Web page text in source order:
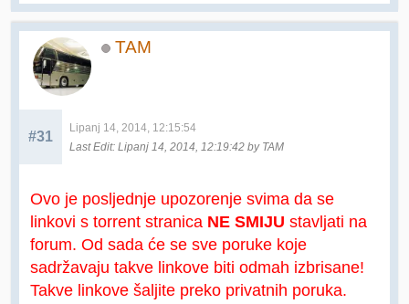
TAM
#31
Lipanj 14, 2014, 12:15:54
Last Edit: Lipanj 14, 2014, 12:19:42 by TAM
Ovo je posljednje upozorenje svima da se
linkovi s torrent stranica NE SMIJU stavljati na
forum. Od sada će se sve poruke koje
sadržavaju takve linkove biti odmah izbrisane!
Takve linkove šaljite preko privatnih poruka.